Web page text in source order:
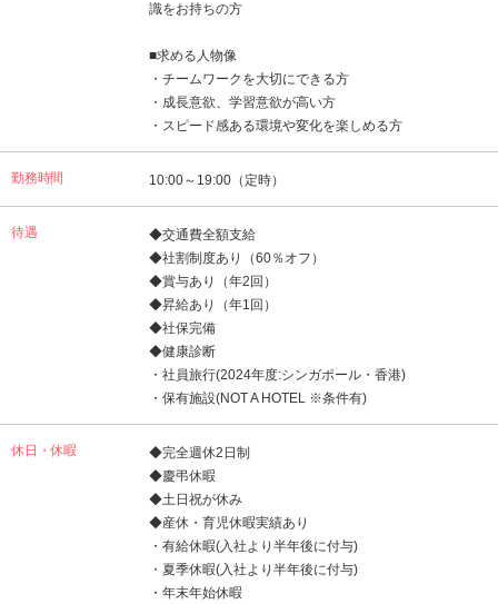
識をお持ちの方
■求める人物像
・チームワークを大切にできる方
・成長意欲、学習意欲が高い方
・スピード感ある環境や変化を楽しめる方
勤務時間 10:00～19:00（定時）
待遇
◆交通費全額支給
◆社割制度あり（60％オフ）
◆賞与あり（年2回）
◆昇給あり（年1回）
◆社保完備
◆健康診断
・社員旅行(2024年度:シンガポール・香港)
・保有施設(NOT A HOTEL ※条件有)
休日・休暇
◆完全週休2日制
◆慶弔休暇
◆土日祝が休み
◆産休・育児休暇実績あり
・有給休暇(入社より半年後に付与)
・夏季休暇(入社より半年後に付与)
・年末年始休暇